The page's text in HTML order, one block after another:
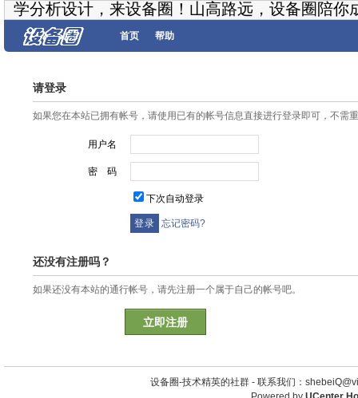
学分析设计，来设备圈！山高路远，设备圈陪你
首页 帮助
请登录
如果您在本站已拥有帐号，请使用已有的帐号信息直接进行登录即可，不需
用户名
密 码
下次自动登录
忘记密码?
还没有注册吗？
如果还没有本站的通行帐号，请先注册一个属于自己的帐号吧。
立即注册
设备圈-技术精英的社群 - 联系我们：